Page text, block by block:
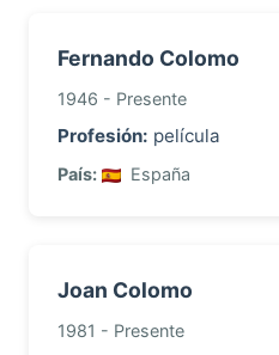
Fernando Colomo
1946 - Presente
Profesión: película
País: España
Joan Colomo
1981 - Presente